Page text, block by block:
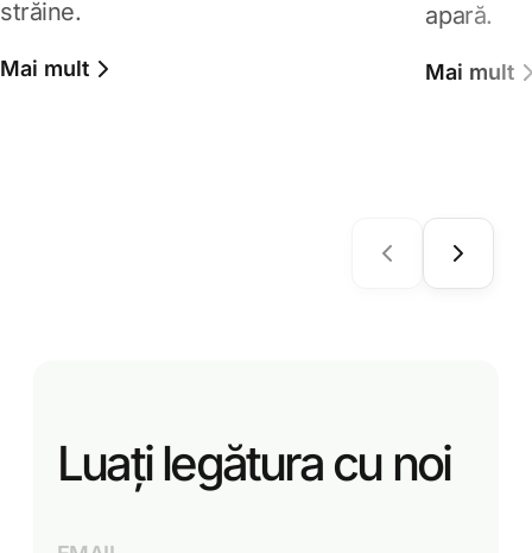
străine.
Mai mult
apară.
Mai mult
Luați legătura cu noi